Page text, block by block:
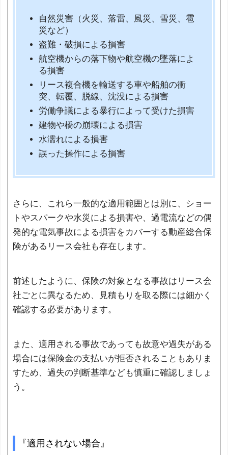
自然災害（火災、落雷、風災、雪災、雹
災など）
盗難・破損による損害
航空機からの落下物や航空機の墜落によ
る損害
リース複合機を輸送する車や船舶の衝
突、転覆、脱線、沈没による損害
労働争議による暴行によって受けた損害
建物や橋の崩壊による損害
水濡れによる損害
誤った操作による損害
さらに、これら一般的な適用範囲とは別に、ショー
トやスパークや水災による損害や、過電流などの偶
発的な電気事故による損害をカバーする動産総合保
険があるリース会社も存在します。
前述したように、保険の対象となる事故はリース会
社ごとに異なるため、見積もりを取る際には細かく
確認する必要があります。
また、適用される事故であっても故意や過失がある
場合には保険金の支払いが拒否されることもありま
すため、過失の判断基準なども慎重に確認しましょ
う。
『適用されない場合』